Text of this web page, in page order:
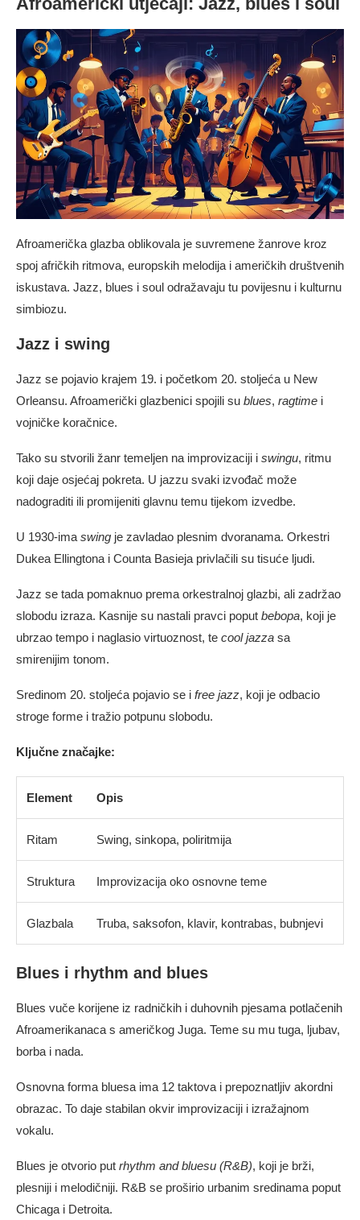
Afroamerička glazba oblikovala je suvremene žanrove kroz
spoj afričkih ritmova, europskih melodija i američkih društvenih
iskustava. Jazz, blues i soul odražavaju tu povijesnu i kulturnu
simbiozu.
Jazz i swing
Jazz se pojavio krajem 19. i početkom 20. stoljeća u New
Orleansu. Afroamerički glazbenici spojili su blues, ragtime i
vojničke koračnice.
Tako su stvorili žanr temeljen na improvizaciji i swingu, ritmu
koji daje osjećaj pokreta. U jazzu svaki izvođač može
nadograditi ili promijeniti glavnu temu tijekom izvedbe.
U 1930-ima swing je zavladao plesnim dvoranama. Orkestri
Dukea Ellingtona i Counta Basieja privlačili su tisuće ljudi.
Jazz se tada pomaknuo prema orkestralnoj glazbi, ali zadržao
slobodu izraza. Kasnije su nastali pravci poput bebopa, koji je
ubrzao tempo i naglasio virtuoznost, te cool jazza sa
smirenijim tonom.
Sredinom 20. stoljeća pojavio se i free jazz, koji je odbacio
stroge forme i tražio potpunu slobodu.
Ključne značajke:
Element Opis
Ritam Swing, sinkopa, poliritmija
Struktura Improvizacija oko osnovne teme
Glazbala Truba, saksofon, klavir, kontrabas, bubnjevi
Blues i rhythm and blues
Blues vuče korijene iz radničkih i duhovnih pjesama potlačenih
Afroamerikanaca s američkog Juga. Teme su mu tuga, ljubav,
borba i nada.
Osnovna forma bluesa ima 12 taktova i prepoznatljiv akordni
obrazac. To daje stabilan okvir improvizaciji i izražajnom
vokalu.
Blues je otvorio put rhythm and bluesu (R&B), koji je brži,
plesniji i melodičniji. R&B se proširio urbanim sredinama poput
Chicaga i Detroita.